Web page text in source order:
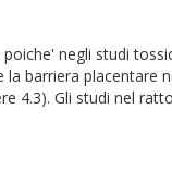
negli studi
barriera placentare
4.3). Gli studi nel